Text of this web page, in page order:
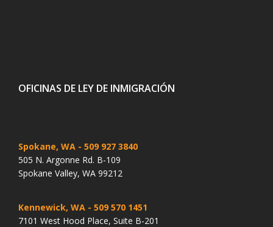
OFICINAS DE LEY DE INMIGRACIÓN
Spokane, WA - 509 927 3840
505 N. Argonne Rd. B-109
Spokane Valley, WA 99212
Kennewick, WA - 509 570 1451
7101 West Hood Place, Suite B-201